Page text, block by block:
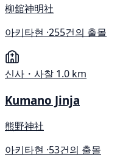
柳舘神明社
아키타현 ·255건의 출몰
신사・사찰 1.0 km
Kumano Jinja
熊野神社
아키타현 ·53건의 출몰